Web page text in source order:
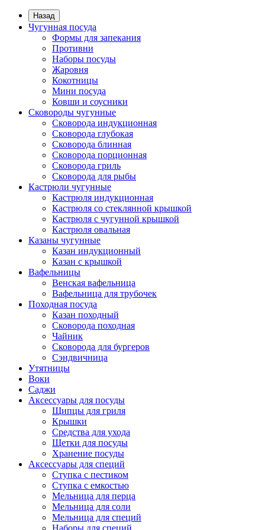
Назад
Чугунная посуда
Формы для запекания
Противни
Наборы посуды
Жаровня
Кокотницы
Мини посуда
Ковши и соусники
Сковороды чугунные
Сковорода индукционная
Сковорода глубокая
Сковорода блинная
Сковорода порционная
Сковорода гриль
Сковорода для рыбы
Кастрюли чугунные
Кастрюля индукционная
Кастрюля со стеклянной крышкой
Кастрюля с чугунной крышкой
Кастрюля овальная
Казаны чугунные
Казан индукционный
Казан с крышкой
Вафельницы
Венская вафельница
Вафельница для трубочек
Походная посуда
Казан походный
Сковорода походная
Чайник
Сковорода для бургеров
Сэндвичница
Утятницы
Bоки
Саджи
Аксессуары для посуды
Щипцы для гриля
Крышки
Средства для ухода
Щетки для посуды
Хранение посуды
Аксессуары для специй
Ступка с пестиком
Ступка с емкостью
Мельница для перца
Мельница для соли
Мельница для специй
Наборы для специй